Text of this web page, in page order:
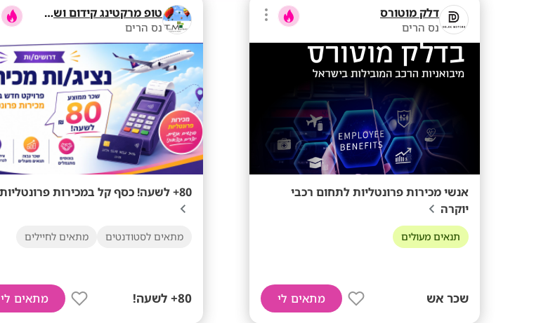
דלק מוטורס
נס הרים
אנשי מכירות פרונטליות לתחום רכבי
יוקרה
תנאים מעולים
שכר אש מתאים לי
טופ מרקטינג קידום ושיווק בע"מ
נס הרים
80+ לשעה! כסף קל במכירות פרונטליות!
מתאים לסטודנטים מתאים לחיילים
80+ לשעה! מתאים לי